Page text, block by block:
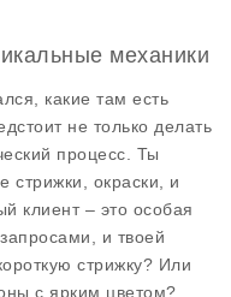
механики
какие там есть
не только делать
процесс. Ты
стрижки, окраски, и
клиент – это особая
и твоей
стрижку? Или
с ярким цветом?